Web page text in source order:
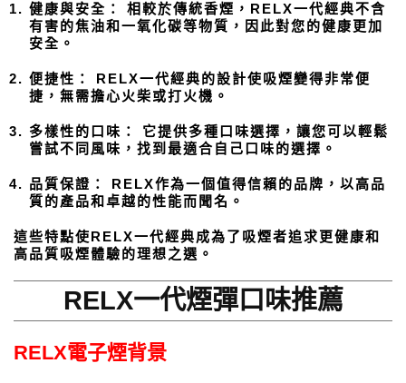
健康與安全： 相較於傳統香煙，RELX一代經典不含
有害的焦油和一氧化碳等物質，因此對您的健康更加
安全。
便捷性： RELX一代經典的設計使吸煙變得非常便
捷，無需擔心火柴或打火機。
多樣性的口味： 它提供多種口味選擇，讓您可以輕鬆
嘗試不同風味，找到最適合自己口味的選擇。
品質保證： RELX作為一個值得信賴的品牌，以高品
質的產品和卓越的性能而聞名。
這些特點使RELX一代經典成為了吸煙者追求更健康和
高品質吸煙體驗的理想之選。
RELX一代煙彈口味推薦
RELX電子煙背景